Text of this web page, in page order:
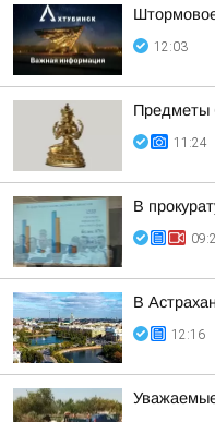
12:03
Предметы
11:24
В
В
12:16